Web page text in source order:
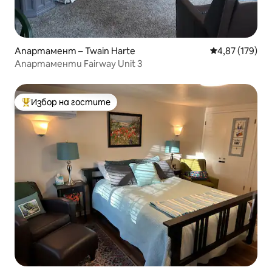
Апартамент – Twain Harte Средна
4,87 (179)
Апартаменти Fairway Unit 3
Най-популярен избор на гостите
Избор на гостите